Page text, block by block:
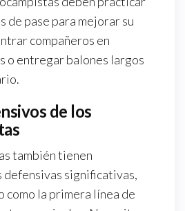
de pase para mejorar su
compañeros en
o entregar balones largos
de los
también tienen
significativas,
como la primera línea de